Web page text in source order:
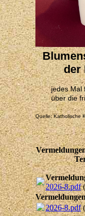
der
jedes Mal
über die
Quelle: Katholische
2026-8.pdf
2026-8.pdf